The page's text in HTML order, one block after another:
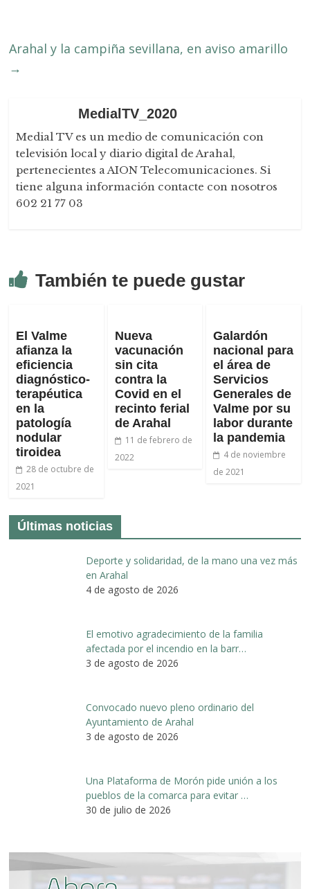
Arahal y la campiña sevillana, en aviso amarillo
→
MedialTV_2020
Medial TV es un medio de comunicación con
televisión local y diario digital de Arahal,
pertenecientes a AION Telecomunicaciones. Si
tiene alguna información contacte con nosotros
602 21 77 03
También te puede gustar
El Valme
afianza la
eficiencia
diagnóstico-
terapéutica
en la
patología
nodular
tiroidea
28 de octubre de
2021
Nueva
vacunación
sin cita
contra la
Covid en el
recinto ferial
de Arahal
11 de febrero de
2022
Galardón
nacional para
el área de
Servicios
Generales de
Valme por su
labor durante
la pandemia
4 de noviembre
de 2021
Últimas noticias
Deporte y solidaridad, de la mano una vez más
en Arahal
4 de agosto de 2026
El emotivo agradecimiento de la familia
afectada por el incendio en la barr…
3 de agosto de 2026
Convocado nuevo pleno ordinario del
Ayuntamiento de Arahal
3 de agosto de 2026
Una Plataforma de Morón pide unión a los
pueblos de la comarca para evitar …
30 de julio de 2026